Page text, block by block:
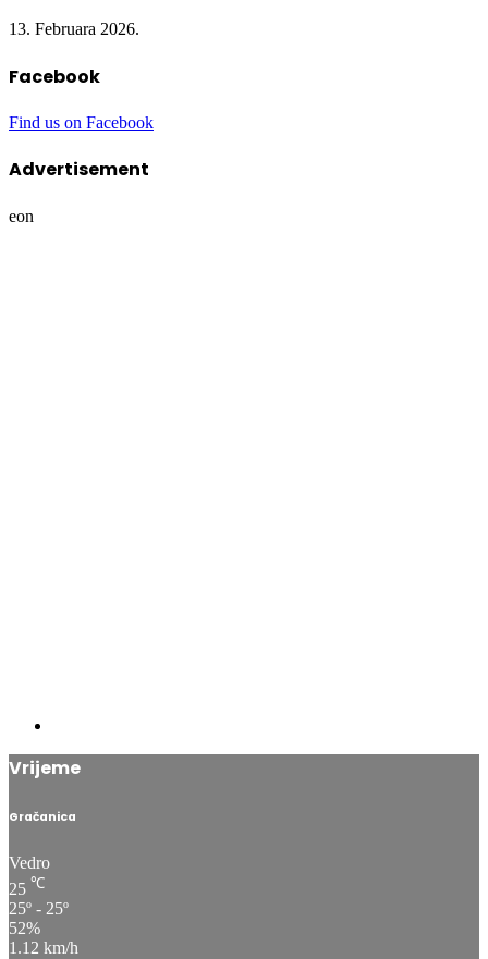
13. Februara 2026.
Facebook
Find us on Facebook
Advertisement
eon
Vrijeme
Gračanica
Vedro
25 ℃
25º - 25º
52%
1.12 km/h